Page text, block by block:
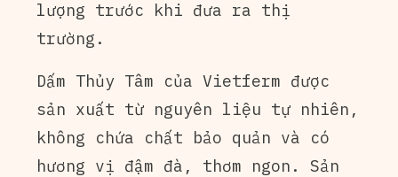
lượng trước khi đưa ra thị
trường.
Dấm Thủy Tâm của Vietferm được
sản xuất từ nguyên liệu tự nhiên,
không chứa chất bảo quản và có
hương vị đậm đà, thơm ngon. Sản